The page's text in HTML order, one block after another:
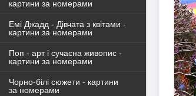
картини за номерами
Емі Джадд - Дівчата з квітами -
картини за номерами
Поп - арт і сучасна живопис -
картини за номерами
Чорно-білі сюжети - картини
за номерами